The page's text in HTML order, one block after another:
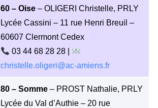
60 – Oise – OLIGERI Christelle, PRLY
Lycée Cassini – 11 rue Henri Breuil –
60607 Clermont Cedex
03 44 68 28 28 |
christelle.oligeri@ac-amiens.fr
80 – Somme – PROST Nathalie, PRLY
Lycée du Val d’Authie – 20 rue